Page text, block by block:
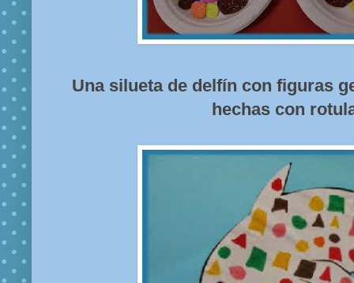
Una silueta de delfín con figuras
hechas con